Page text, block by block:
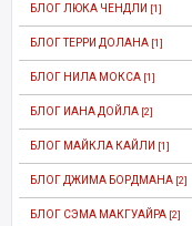
БЛОГ ЛЮКА ЧЕНДЛИ [1]
БЛОГ ТЕРРИ ДОЛАНА [1]
БЛОГ НИЛА МОКСА [1]
БЛОГ ИАНА ДОЙЛА [2]
БЛОГ МАЙКЛА КАЙЛИ [1]
БЛОГ ДЖИМА БОРДМАНА [2]
БЛОГ СЭМА МАКГУАЙРА [2]